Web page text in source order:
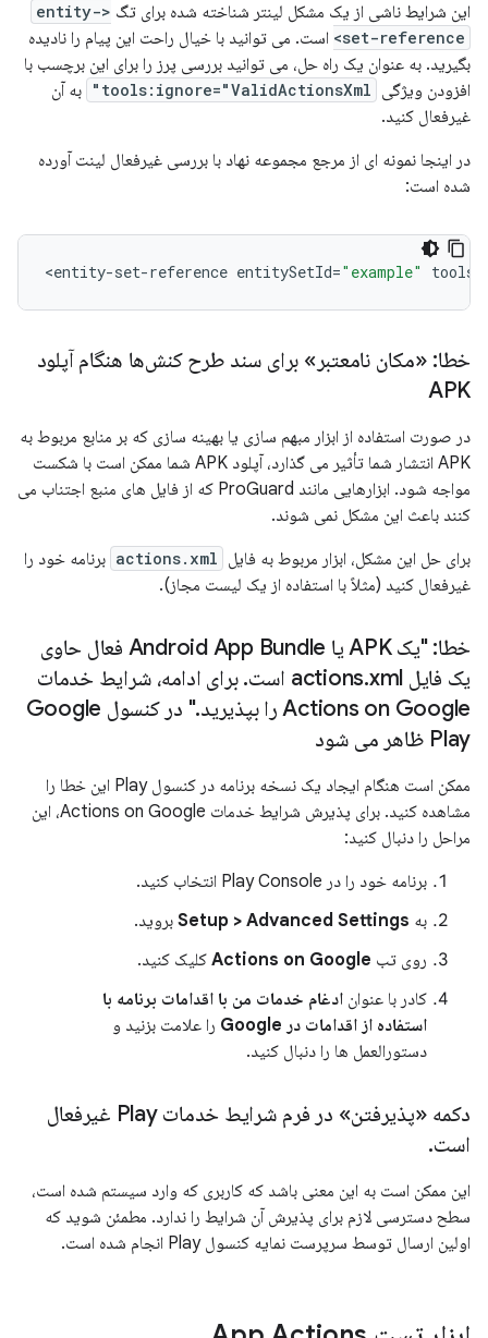
این شرایط ناشی از یک مشکل لینتر شناخته شده برای تگ
<entity-
set-reference>
است. می توانید با خیال راحت این پیام را نادیده
بگیرید. به عنوان یک راه حل، می توانید بررسی پرز را برای این برچسب با
افزودن ویژگی tools:ignore="ValidActionsXml"
به آن
غیرفعال کنید.
در اینجا نمونه ای از مرجع مجموعه نهاد با بررسی غیرفعال لینت آورده
شده است:
<entity-set-reference entitySetId="example" tools
خطا: «مکان نامعتبر» برای سند طرح کنش‌ها هنگام آپلود
APK
در صورت استفاده از ابزار مبهم سازی یا بهینه سازی که بر منابع مربوط به
APK انتشار شما تأثیر می گذارد، آپلود APK شما ممکن است با شکست
مواجه شود. ابزارهایی مانند ProGuard که از فایل های منبع اجتناب می
کنند باعث این مشکل نمی شوند.
برای حل این مشکل، ابزار مربوط به فایل actions.xml برنامه خود را
غیرفعال کنید (مثلاً با استفاده از یک لیست مجاز).
خطا: "یک APK یا Android App Bundle فعال حاوی
یک فایل actions
.xml است . برای ادامه، شرایط خدمات
Actions on Google را بپذیرید
.
" در کنسول Google
Play ظاهر می شود
ممکن است هنگام ایجاد یک نسخه برنامه در کنسول Play این خطا را
مشاهده کنید. برای پذیرش شرایط خدمات Actions on Google، این
مراحل را دنبال کنید:
برنامه خود را در Play Console انتخاب کنید.
به Setup > Advanced Settings بروید.
روی تب Actions on Google کلیک کنید.
کادر با عنوان ادغام خدمات من با اقدامات برنامه با
استفاده از اقدامات در Google
را علامت بزنید و
دستورالعمل ها را دنبال کنید.
دکمه «پذیرفتن» در فرم شرایط خدمات Play غیرفعال
است.
این ممکن است به این معنی باشد که کاربری که وارد سیستم شده است،
سطح دسترسی لازم برای پذیرش آن شرایط را ندارد. مطمئن شوید که
اولین ارسال توسط سرپرست نمایه کنسول Play انجام شده است.